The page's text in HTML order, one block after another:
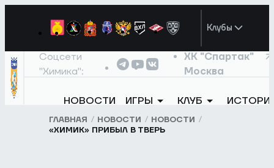
Клубы
Соцсети
"Химика":
ХК "Спартак"
Москва
НОВОСТИ ИГРЫ КЛУБ
ГЛАВНАЯ НОВОСТИ
НОВОСТИ
«ХИМИК» ПРИБЫЛ В ТВЕРЬ